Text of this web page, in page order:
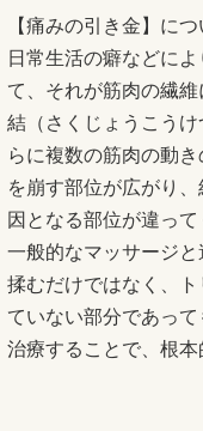
【痛みの引き金】に
日常生活の癖などに
て、それが筋肉の繊
結（さくじょうこう
らに複数の筋肉の動
を崩す部位が広がり
因となる部位が違って
一般的なマッサージ
揉むだけではなく、
ていない部分であっ
治療することで、根本